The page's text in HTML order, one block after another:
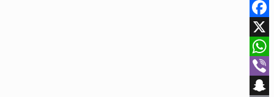
Facebook
X
WhatsApp
Viber